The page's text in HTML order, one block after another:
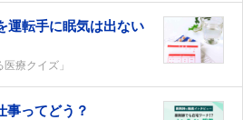
運転手に眠気は出ない
療クイズ」
事ってどう？